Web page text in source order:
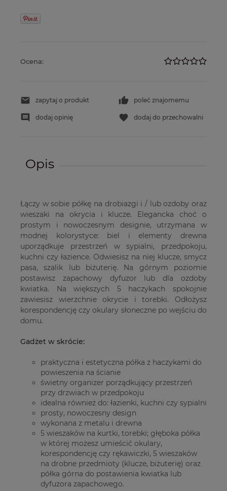
Ocena:
zapytaj o produkt poleć znajomemu
dodaj opinię dodaj do przechowalni
Opis
Łączy w sobie półkę na drobiazgi i / lub ozdoby oraz
wieszaki na okrycia i klucze. Elegancka choć o
prostym i nowoczesnym designie, utrzymana w
modnej kolorystyce: biel i elementy drewna
uporządkuje przestrzeń w sypialni, przedpokoju,
kuchni czy łazience. Odwiesisz na niej klucze, smycz
pasa, szalik lub biżuterię. Na górnym poziomie
postawisz zapachowy dyfuzor lub dla ozdoby
kwiatka. Na większych 5 haczykach spokojnie
zawiesisz wierzchnie okrycie i torebki. Odłożysz
korespondencję czy okulary słoneczne po wejściu do
domu.
Gadżet w skrócie:
praktyczna i estetyczna półka z haczykami do
powieszenia na ścianie
świetny organizer porządkujący przestrzeń
przy drzwiach w przedpokoju
idealna również do: łazienki, kuchni czy sypialni
prosty, nowoczesny design
wykonana z metalu i drewna
5 wieszaków na kurtki, torebki; głęboka półka
w której możesz umieścić okulary,
korespondencję czy rękawiczki, 5 wieszaków
na drobne przedmioty (klucze, biżuterię) oraz
półka górna do postawienia kwiatka lub
dyfuzora zapachowego.